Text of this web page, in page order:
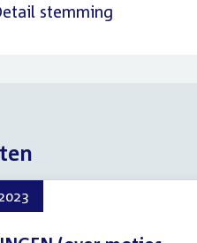
stemming